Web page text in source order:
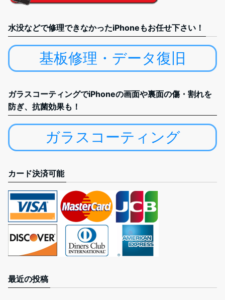
水没などで修理できなかったiPhoneもお任せ下さい！
基板修理・データ復旧
ガラスコーティングでiPhoneの画面や裏面の傷・割れを
防ぎ、抗菌効果も！
ガラスコーティング
カード決済可能
最近の投稿